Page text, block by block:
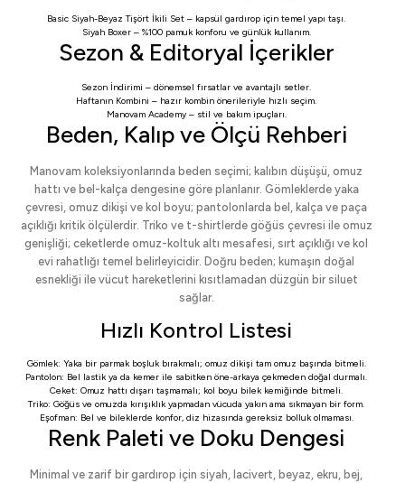
Basic Siyah-Beyaz Tişört İkili Set – kapsül gardırop için temel yapı taşı.
Siyah Boxer– %100 pamuk konforu ve günlük kullanım.
Sezon & Editoryal İçerikler
Sezon İndirimi – dönemsel fırsatlar ve avantajlı setler.
Haftanın Kombini – hazır kombin önerileriyle hızlı seçim.
Manovam Academy– stil ve bakım ipuçları.
Beden, Kalıp ve Ölçü Rehberi
Manovam koleksiyonlarında beden seçimi; kalıbın düşüşü, omuz
hattı ve bel-kalça dengesine göre planlanır. Gömleklerde yaka
çevresi, omuz dikişi ve kol boyu; pantolonlarda bel, kalça ve paça
açıklığı kritik ölçülerdir. Triko ve t-shirtlerde göğüs çevresi ile omuz
genişliği; ceketlerde omuz-koltuk altı mesafesi, sırt açıklığı ve kol
evi rahatlığı temel belirleyicidir. Doğru beden; kumaşın doğal
esnekliği ile vücut hareketlerini kısıtlamadan düzgün bir siluet
sağlar.
Hızlı Kontrol Listesi
Gömlek: Yaka bir parmak boşluk bırakmalı; omuz dikişi tam omuz başında bitmeli.
Pantolon: Bel lastik ya da kemer ile sabitken öne-arkaya çekmeden doğal durmalı.
Ceket: Omuz hattı dışarı taşmamalı; kol boyu bilek kemiğinde bitmeli.
Triko: Göğüs ve omuzda kırışıklık yapmadan vücuda yakın ama sıkmayan bir form.
Eşofman: Bel ve bileklerde konfor, diz hizasında gereksiz bolluk olmaması.
Renk Paleti ve Doku Dengesi
Minimal ve zarif bir gardırop için siyah, lacivert, beyaz, ekru, bej,